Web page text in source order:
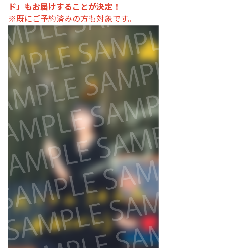
ド」もお届けすることが決定！
※既にご予約済みの方も対象です。